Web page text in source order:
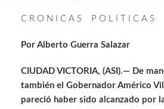
C R O N I C A S P O L I T I C A S
Por Alberto Guerra Salazar
CIUDAD VICTORIA, (ASI).— De
también el Gobernador Américo
pareció haber sido alcanzado por